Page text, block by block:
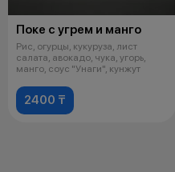
Поке с угрем и манго
Рис, огурцы, кукуруза, лист
салата, авокадо, чука, угорь,
манго, соус "Унаги", кунжут
2400 ₸